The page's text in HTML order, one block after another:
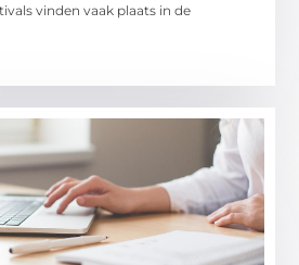
vinden vaak plaats in de